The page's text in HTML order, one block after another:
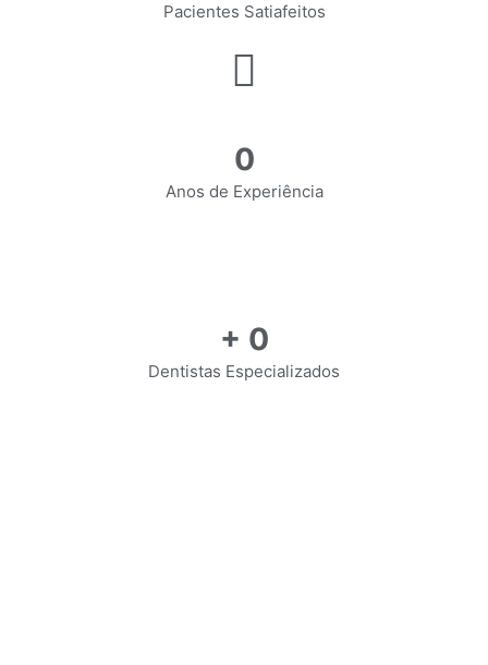
Pacientes Satiafeitos
0
Anos de Experiência
+ 0
Dentistas Especializados